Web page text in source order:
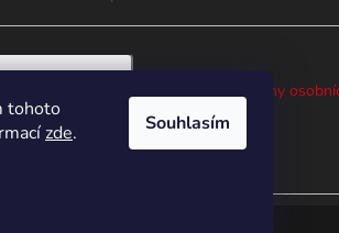
tohoto
zde. Souhlasím
podmínkami ochrany